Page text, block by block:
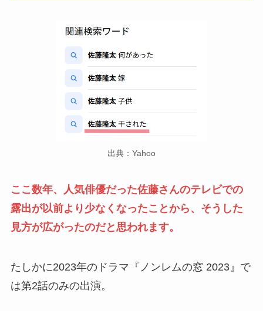
出典：Yahoo
ここ数年、人気俳優だった佐藤さんのテレビでの
露出が以前より少なくなったことから、そうした
見方が広がったのだと思われます。
たしかに2023年のドラマ『ノンレムの窓 2023』で
は第2話のみの出演。